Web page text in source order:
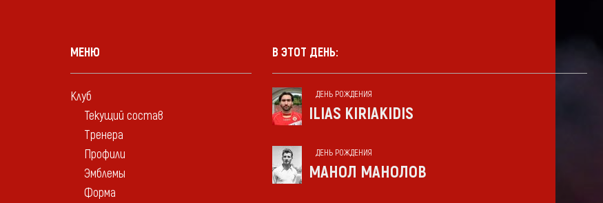
МЕНЮ
Клуб
Текущий состав
Тренера
Профили
Эмблемы
Форма
В ЭТОТ ДЕНЬ:
ДЕНЬ РОЖДЕНИЯ
ILIAS KIRIAKIDIS
ДЕНЬ РОЖДЕНИЯ
МАНОЛ МАНОЛОВ